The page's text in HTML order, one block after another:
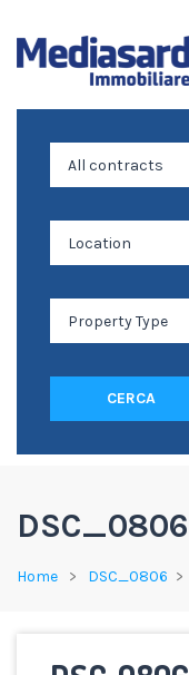
CERCA
DSC_0806
Home DSC_0806